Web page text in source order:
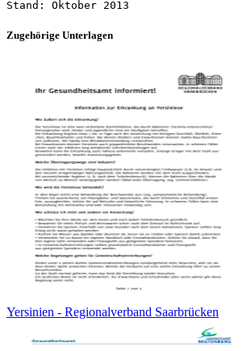
Zugehörige Unterlagen
Yersinien - Regionalverband Saarbrücken